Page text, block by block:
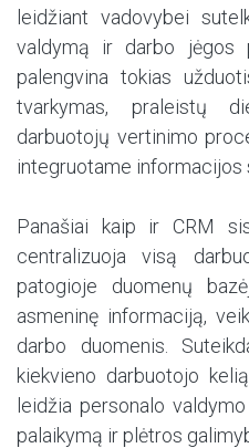
leidžiant vadovybei
valdymą ir darbo jėgos
palengvina tokias
tvarkymas, praleistų
darbuotojų vertinimo
integruotame informacijos
Panašiai kaip ir CRM
centralizuoja visą
patogioje duomenų
asmeninę informaciją,
darbo duomenis.
kiekvieno darbuotojo
leidžia personalo
palaikymą ir plėtros